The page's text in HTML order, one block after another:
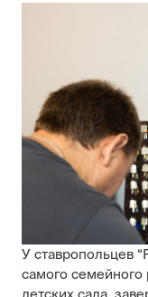
У ставропольцев
самого
детских сада,